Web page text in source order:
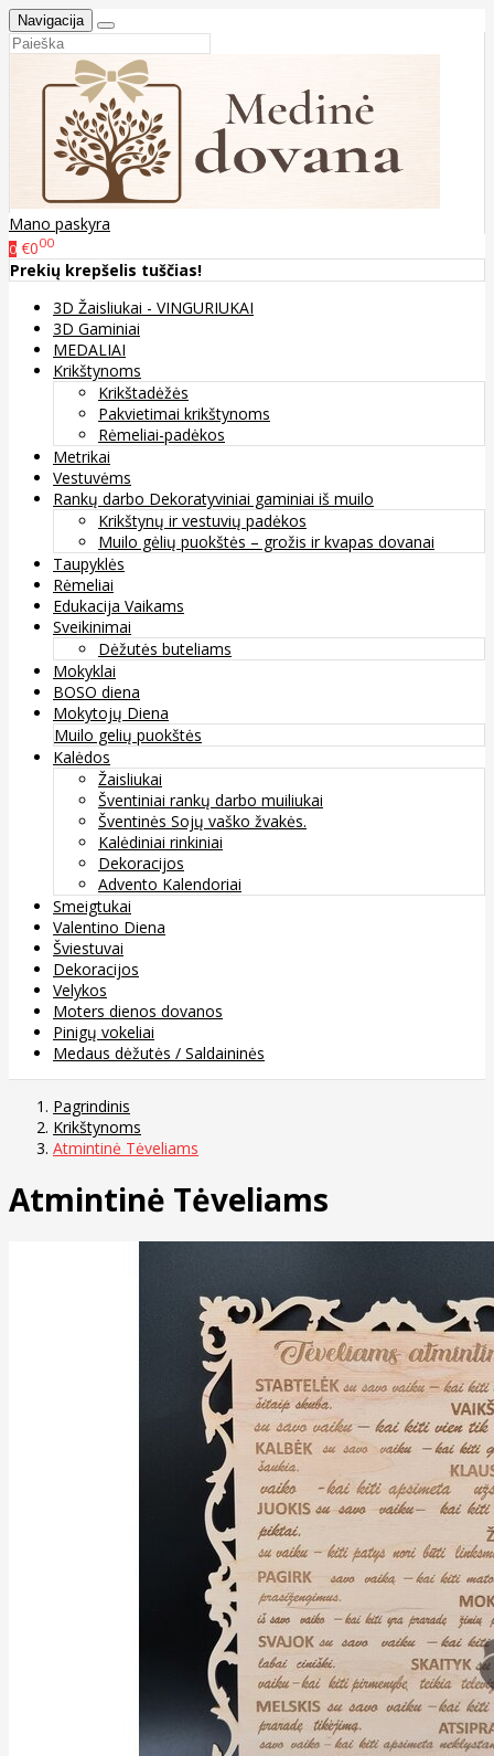
Navigacija
Mano paskyra
0 €000
Prekių krepšelis tuščias!
3D Žaisliukai - VINGURIUKAI
3D Gaminiai
MEDALIAI
Krikštynoms
Krikštadėžės
Pakvietimai krikštynoms
Rėmeliai-padėkos
Metrikai
Vestuvėms
Rankų darbo Dekoratyviniai gaminiai iš muilo
Krikštynų ir vestuvių padėkos
Muilo gėlių puokštės – grožis ir kvapas dovanai
Taupyklės
Rėmeliai
Edukacija Vaikams
Sveikinimai
Dėžutės buteliams
Mokyklai
BOSO diena
Mokytojų Diena
Muilo gelių puokštės
Kalėdos
Žaisliukai
Šventiniai rankų darbo muiliukai
Šventinės Sojų vaško žvakės.
Kalėdiniai rinkiniai
Dekoracijos
Advento Kalendoriai
Smeigtukai
Valentino Diena
Šviestuvai
Dekoracijos
Velykos
Moters dienos dovanos
Pinigų vokeliai
Medaus dėžutės / Saldaininės
Pagrindinis
Krikštynoms
Atmintinė Tėveliams
Atmintinė Tėveliams